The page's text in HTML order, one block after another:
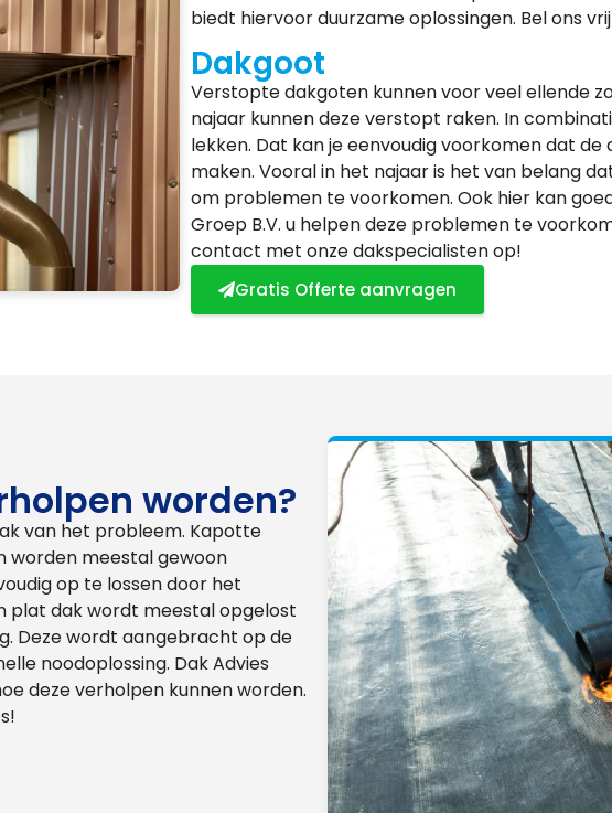
biedt hiervoor duurzame oplossingen. Bel ons
Dakgoot
Verstopte dakgoten kunnen voor veel ellende
najaar kunnen deze verstopt raken. In
lekken. Dat kan je eenvoudig voorkomen dat
maken. Vooral in het najaar is het van belang
om problemen te voorkomen. Ook hier kan
Groep B.V. u helpen deze problemen te
contact met onze dakspecialisten op!
Gratis Offerte aanvragen
worden?
van het probleem. Kapotte
worden meestal gewoon
op te lossen door het
plat dak wordt meestal opgelost
Deze wordt aangebracht op de
noodoplossing. Dak Advies
deze verholpen kunnen worden.